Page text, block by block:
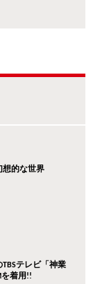
想的な世界
TBSテレビ「神業
を着用!!